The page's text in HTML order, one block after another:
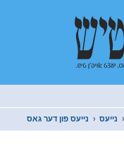
נייעס נייעס פון דער גאס